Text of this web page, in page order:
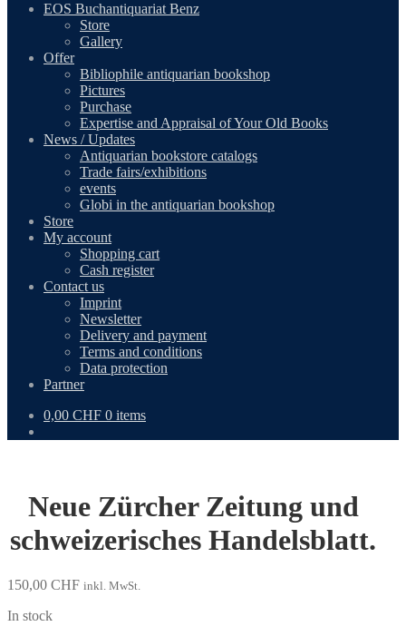
EOS Buchantiquariat Benz
Store
Gallery
Offer
Bibliophile antiquarian bookshop
Pictures
Purchase
Expertise and Appraisal of Your Old Books
News / Updates
Antiquarian bookstore catalogs
Trade fairs/exhibitions
events
Globi in the antiquarian bookshop
Store
My account
Shopping cart
Cash register
Contact us
Imprint
Newsletter
Delivery and payment
Terms and conditions
Data protection
Partner
0,00 CHF 0 items
Neue Zürcher Zeitung und
schweizerisches Handelsblatt.
150,00 CHF inkl. MwSt.
In stock